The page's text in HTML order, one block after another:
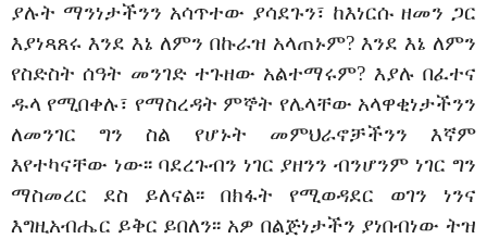
ያሉት ማንነታችንን አሳጥተው ያሳደጉን፣ ከእነርሱ ዘመን ጋር
እያነጻጸሩ እንደ እኔ ለምን በኩራዝ አላጠኑም? እንደ እኔ ለምን
የስድስት ሰዓት መንገድ ተጉዘው አልተማሩም? እያሉ በፈተና
ዱላ የሚበቀሉ፣ የማስረዳት ምኞት የሌላቸው አላዋቂነታችንን
ለመንገር ግን ስል የሆኑት መምህራኖቻችንን እኛም
እየተካናቸው ነው፡፡ ባደረጉብን ነገር ያዘንን ብንሆንም ነገር ግን
ማስመረር ደስ ይለናል፡፡ በክፋት የሚወዳደር ወገን ነንና
እግዚአብሔር ይቅር ይበለን፡፡ አዎ በልጅነታችን ያነበብነው ትዝ